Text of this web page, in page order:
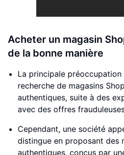
Acheter un magasin
de la bonne manière
La principale
recherche de magasins
authentiques, suite à des
avec des offres
Cependant, une société
distingue en proposant des
authentiques, conçus par